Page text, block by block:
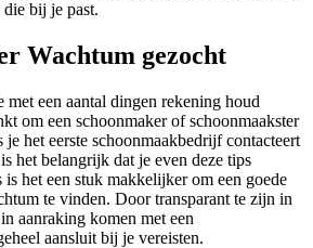
bij je past.
Wachtum gezocht
met een aantal dingen rekening houd
om een schoonmaker of schoonmaakster
het eerste schoonmaakbedrijf contacteert
het belangrijk dat je even deze tips
het een stuk makkelijker om een goede
te vinden. Door transparant te zijn in
aanraking komen met een
aansluit bij je vereisten.